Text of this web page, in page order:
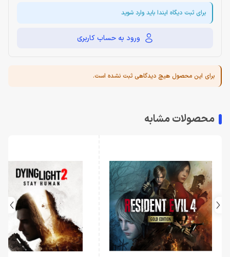
برای ثبت دیگاه ایندا باید وارد شوید
ورود به حساب کاربری
برای این محصول هیچ دیدگاهی ثبت نشده است.
محصولات مشابه